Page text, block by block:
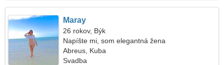
Maray
26 rokov, Býk
Napíšte mi, som elegantná žena
Abreus, Kuba
Svadba